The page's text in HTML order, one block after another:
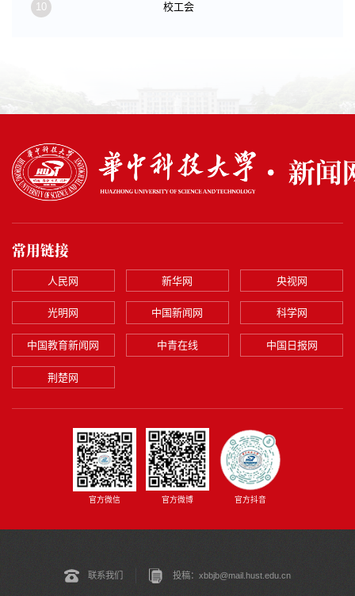
10 校工会
常用链接
人民网 新华网 央视网
光明网 中国新闻网 科学网
中国教育新闻网 中青在线 中国日报网
荆楚网
官方微信 官方微博 官方抖音
联系我们 投稿：xbbjb@mail.hust.edu.cn